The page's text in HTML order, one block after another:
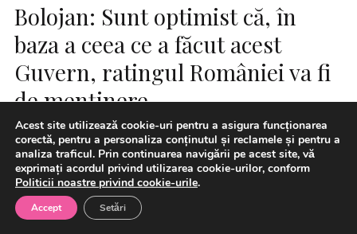
Bolojan: Sunt optimist că, în
baza a ceea ce a făcut acest
Guvern, ratingul României va fi
de menţinere
Acest site utilizează cookie-uri pentru a asigura funcționarea
corectă, pentru a personaliza conținutul și reclamele și pentru a
analiza traficul. Prin continuarea navigării pe acest site, vă
exprimați acordul privind utilizarea cookie-urilor, conform
Politicii noastre privind cookie-urile.
Accept Setări